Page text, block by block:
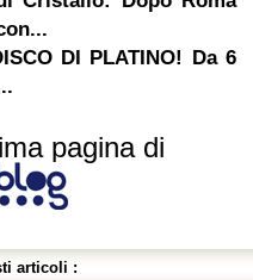
DI PLATINO! Da 6
pagina di
articoli :